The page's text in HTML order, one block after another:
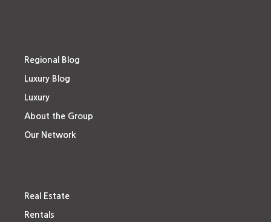
Regional Blog
Luxury Blog
Luxury
About the Group
Our Network
Real Estate
Rentals